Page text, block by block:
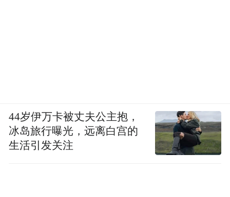
44岁伊万卡被丈夫公主抱，
冰岛旅行曝光，远离白宫的
生活引发关注